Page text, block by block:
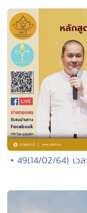
• 49(14/02/64) เว